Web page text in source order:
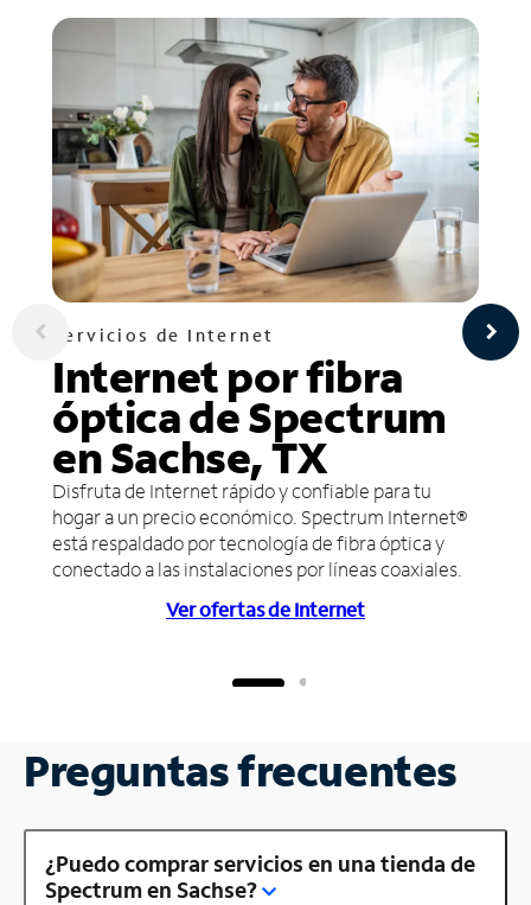
Servicios de Internet
Internet por fibra
óptica de Spectrum
en Sachse, TX
Disfruta de Internet rápido y confiable para tu
hogar a un precio económico. Spectrum Internet®
está respaldado por tecnología de fibra óptica y
conectado a las instalaciones por líneas coaxiales.
Ver ofertas de Internet
Preguntas frecuentes
¿Puedo comprar servicios en una tienda de
Spectrum en Sachse?